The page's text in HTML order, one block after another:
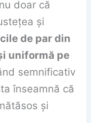
doar că
și
de par din
uniformă pe
semnificativ
înseamnă că
și